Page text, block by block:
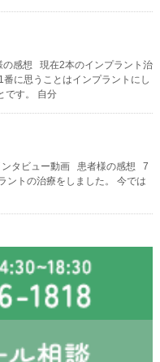
感想 現在2本のインプラント治
に思うことはインプラントにし
です。 自分
タビュー動画 患者様の感想 7
ントの治療をしました。 今では